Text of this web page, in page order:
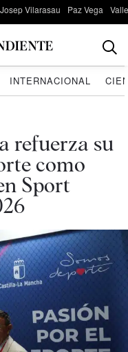
Josep Vilarasau Paz Vega
INTERNACIONAL
refuerza su
como
Sport